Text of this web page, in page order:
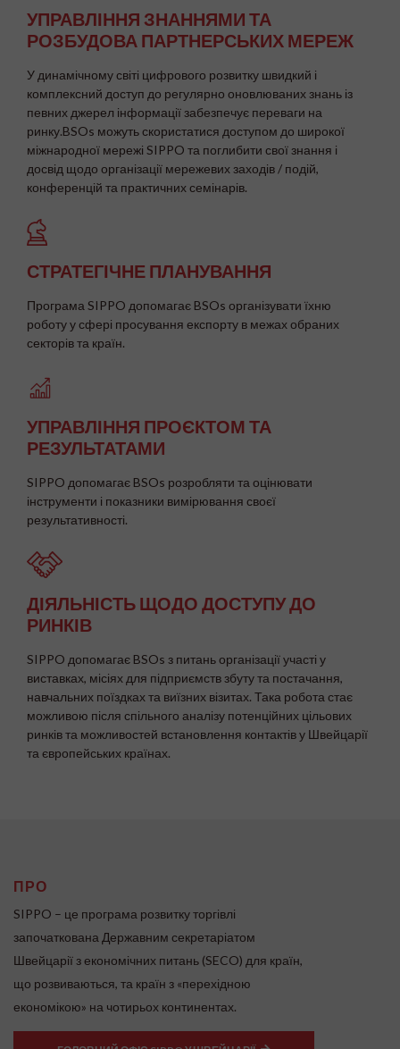
УПРАВЛІННЯ ЗНАННЯМИ ТА
РОЗБУДОВА ПАРТНЕРСЬКИХ МЕРЕЖ
У динамічному світі цифрового розвитку швидкий і
комплексний доступ до регулярно оновлюваних знань із
певних джерел інформації забезпечує переваги на
ринку.BSOs можуть скористатися доступом до широкої
міжнародної мережі SIPPO та поглибити свої знання і
досвід щодо організації мережевих заходів / подій,
конференцій та практичних семінарів.
СТРАТЕГІЧНЕ ПЛАНУВАННЯ
Програма SIPPO допомагає BSOs організувати їхню
роботу у сфері просування експорту в межах обраних
секторів та країн.
УПРАВЛІННЯ ПРОЄКТОМ ТА
РЕЗУЛЬТАТАМИ
SIPPO допомагає BSOs розробляти та оцінювати
інструменти і показники вимірювання своєї
результативності.
ДІЯЛЬНІСТЬ ЩОДО ДОСТУПУ ДО
РИНКІВ
SIPPO допомагає BSOs з питань організації участі у
виставках, місіях для підприємств збуту та постачання,
навчальних поїздках та виїзних візитах. Така робота стає
можливою після спільного аналізу потенційних цільових
ринків та можливостей встановлення контактів у Швейцарії
та європейських країнах.
ПРО
SIPPO – це програма розвитку торгівлі
започаткована Державним секретаріатом
Швейцарії з економічних питань (SECO) для країн,
що розвиваються, та країн з «перехідною
економікою» на чотирьох континентах.